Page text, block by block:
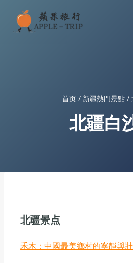
首页 / 新疆熱門景點 /
北疆白
北疆景点
禾木：中國最美鄉村的寧靜與